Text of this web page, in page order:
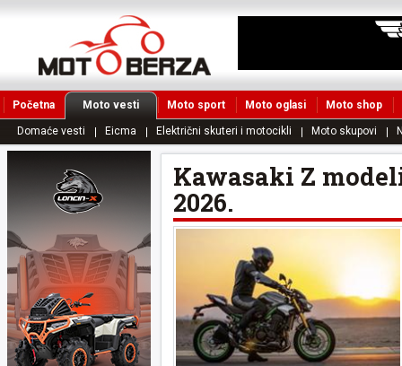
Početna Moto vesti Moto sport Moto oglasi Moto shop
Domaće vesti Eicma Električni skuteri i motocikli Moto skupovi
Kawasaki Z
2026.